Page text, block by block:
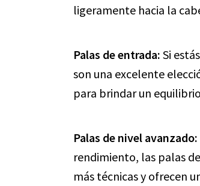
ligeramente hacia la
Palas de entrada: Si
son una excelente
para brindar un
Palas de nivel avanzado:
rendimiento, las palas
más técnicas y ofrecen